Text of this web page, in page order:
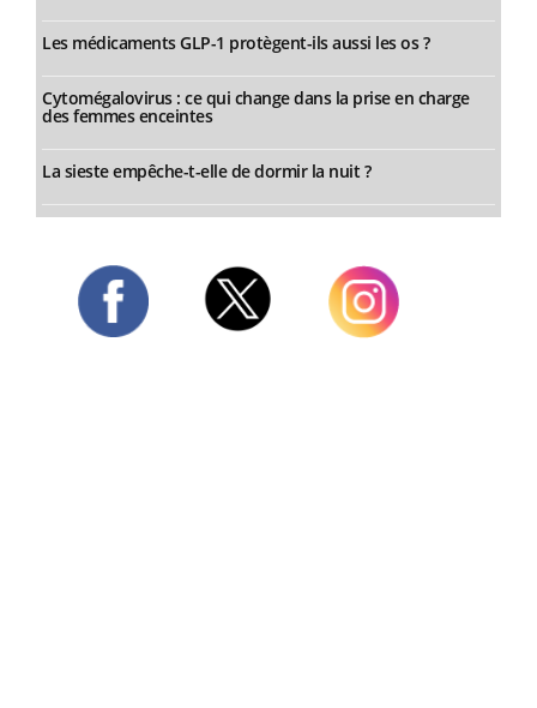
Les médicaments GLP-1 protègent-ils aussi les os ?
Cytomégalovirus : ce qui change dans la prise en charge
des femmes enceintes
La sieste empêche-t-elle de dormir la nuit ?